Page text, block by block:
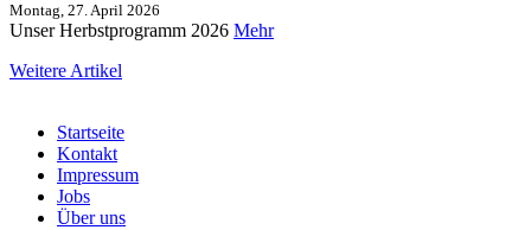
Montag, 27. April 2026
Unser Herbstprogramm 2026 Mehr
Weitere Artikel
Startseite
Kontakt
Impressum
Jobs
Über uns